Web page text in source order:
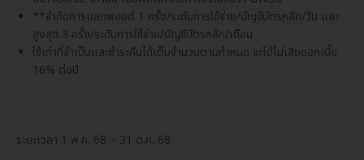
**จำกัดการแลกพอยต์ 1 ครั้ง/ระดับการใช้จ่าย/บัญชีบัตรหลัก/วัน และ
สูงสุด 3 ครั้ง/ระดับการใช้จ่าย/บัญชีบัตรหลัก/เดือน
ใช้เท่าที่จำเป็นและชำระคืนได้เต็มจำนวนตามกำหนด จะได้ไม่เสียดอกเบี้ย
16% ต่อปี
ระยะเวลา 1 พ.ค. 68 – 31 ต.ค. 68